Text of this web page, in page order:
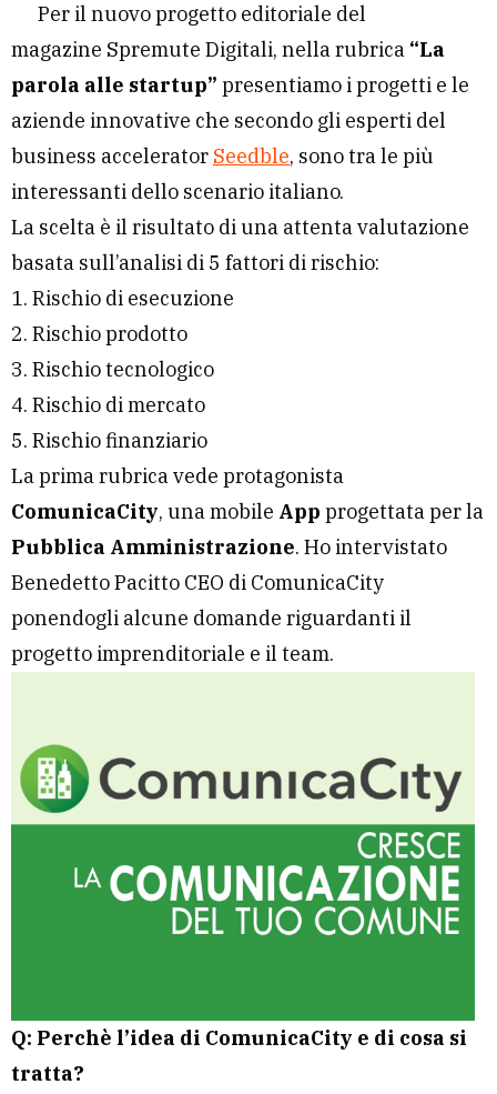
Per il nuovo progetto editoriale del
magazine Spremute Digitali, nella rubrica “La
parola alle startup” presentiamo i progetti e le
aziende innovative che secondo gli esperti del
business accelerator Seedble, sono tra le più
interessanti dello scenario italiano.
La scelta è il risultato di una attenta valutazione
basata sull’analisi di 5 fattori di rischio:
1. Rischio di esecuzione
2. Rischio prodotto
3. Rischio tecnologico
4. Rischio di mercato
5. Rischio finanziario
La prima rubrica vede protagonista
ComunicaCity, una mobile App progettata per la
Pubblica Amministrazione. Ho intervistato
Benedetto Pacitto CEO di ComunicaCity
ponendogli alcune domande riguardanti il
progetto imprenditoriale e il team.
Q: Perchè l’idea di ComunicaCity e di cosa si
tratta?